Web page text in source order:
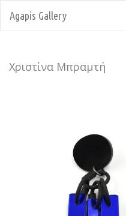
Agapis Gallery
Χριστίνα Μπραμτή